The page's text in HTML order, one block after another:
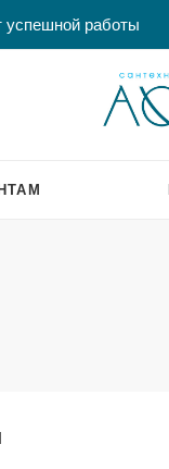
успешной работы